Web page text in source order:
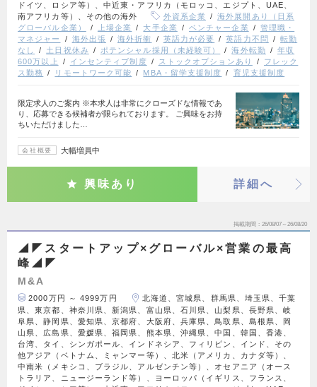
ドイツ、ロシア等）、中近東・アフリカ（モロッコ、エジプト、UAE、
南アフリカ等）、その他の海外
外資系企業
海外展開あり（日系
グローバル企業）
上場企業 大手企業 ベンチャー企業
管理職・
マネジャー
海外出張 海外折衝 英語力が必要 英語力不問
転勤
なし
土日祝休み ポテンシャル採用（未経験可） 海外転勤
年収
600万以上
インセンティブ制度 ストックオプションあり
フレック
ス勤務
リモートワーク可能 MBA・留学支援制度 育児支援制度
限定求人のご案内 ※本求人は非常にクローズドな情報であ
り、応募できる候補者が限られております。 ご興味をお持
ちいただけました…
会社概要 大幅増員中
興味あり 詳細へ
掲載期間 26/08/07～26/08/20
◢◤スタートアップ×グローバル×営業の最高
峰◢◤
M&A
2000万円 ～ 4999万円
北海道、宮城県、群馬県、埼玉県、千葉
県、東京都、神奈川県、新潟県、富山県、石川県、山梨県、長野県、岐
阜県、静岡県、愛知県、京都府、大阪府、兵庫県、鳥取県、島根県、岡
山県、広島県、愛媛県、福岡県、熊本県、沖縄県、中国、韓国、香港、
台湾、タイ、シンガポール、インドネシア、フィリピン、インド、その
他アジア（ベトナム、ミャンマー等）、北米（アメリカ、カナダ等）、
中南米（メキシコ、ブラジル、アルゼンチン等）、オセアニア（オース
トラリア、ニュージーランド等）、ヨーロッパ（イギリス、フランス、